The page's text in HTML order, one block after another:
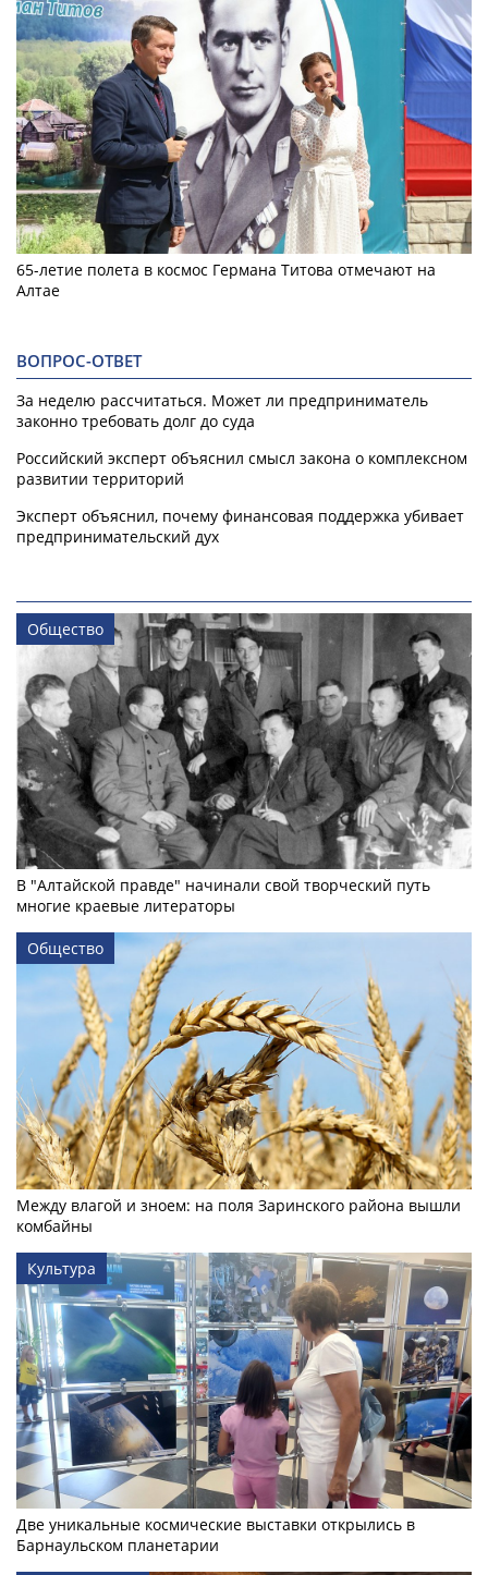
65-летие полета в космос Германа Титова отмечают на
Алтае
ВОПРОС-ОТВЕТ
За неделю рассчитаться. Может ли предприниматель
законно требовать долг до суда
Российский эксперт объяснил смысл закона о комплексном
развитии территорий
Эксперт объяснил, почему финансовая поддержка убивает
предпринимательский дух
Общество
В "Алтайской правде" начинали свой творческий путь
многие краевые литераторы
Общество
Между влагой и зноем: на поля Заринского района вышли
комбайны
Культура
Две уникальные космические выставки открылись в
Барнаульском планетарии